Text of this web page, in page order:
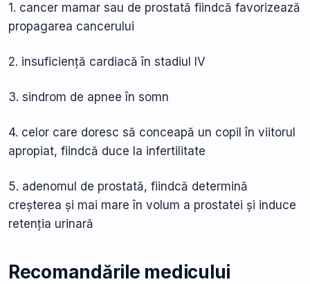
1. cancer mamar sau de prostată fiindcă favorizează
propagarea cancerului
2. insuficiență cardiacă în stadiul IV
3. sindrom de apnee în somn
4. celor care doresc să conceapă un copil în viitorul
apropiat, fiindcă duce la infertilitate
5. adenomul de prostată, fiindcă determină
creșterea și mai mare în volum a prostatei și induce
retenția urinară
Recomandările medicului